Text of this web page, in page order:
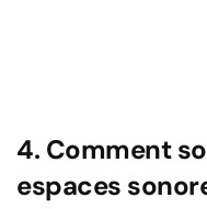
4. Comment
espaces